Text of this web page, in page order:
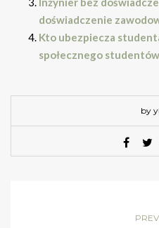
doświadczenie
Kto ubezpiecza
społecznego studentów
by